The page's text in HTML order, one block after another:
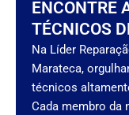
ENCONTRE
TÉCNICOS
Na Líder
Marateca,
técnicos
Cada membro da